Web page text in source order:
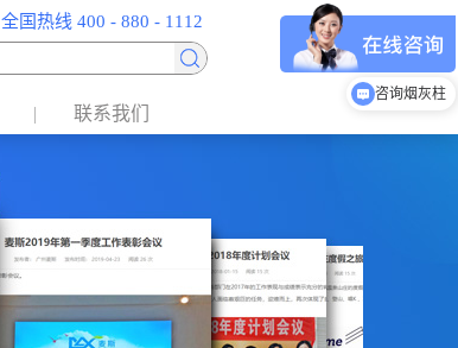
全国热线 400 - 880 - 1112
联系我们
咨询垃圾分类房